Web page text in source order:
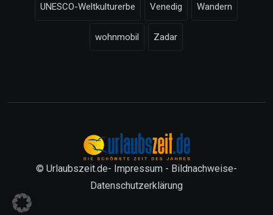
UNESCO-Weltkulturerbe Venedig Wandern
wohnmobil Zadar
© Urlaubszeit.de- Impressum - Bildnachweise-
Datenschutzerklärung